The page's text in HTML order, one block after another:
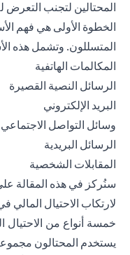
المحتالين لتجنب التعرض
الخطوة الأولى هي فهم
المتسللون. وتشمل هذه
المكالمات الهاتفية
الرسائل النصية القصيرة
البريد الإلكتروني
وسائل التواصل الاجتماعي
الرسائل البريدية
المقابلات الشخصية
سنُركز في هذه المقالة
لارتكاب الاحتيال المالي
خمسة أنواع من الاحتيال
يستخدم المحتالون